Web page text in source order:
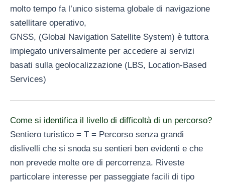
molto tempo fa l’unico sistema globale di navigazione
satellitare operativo,
GNSS, (Global Navigation Satellite System) è tuttora
impiegato universalmente per accedere ai servizi
basati sulla geolocalizzazione (LBS, Location-Based
Services)
Come si identifica il livello di difficoltà di un percorso?
Sentiero turistico = T = Percorso senza grandi
dislivelli che si snoda su sentieri ben evidenti e che
non prevede molte ore di percorrenza. Riveste
particolare interesse per passeggiate facili di tipo